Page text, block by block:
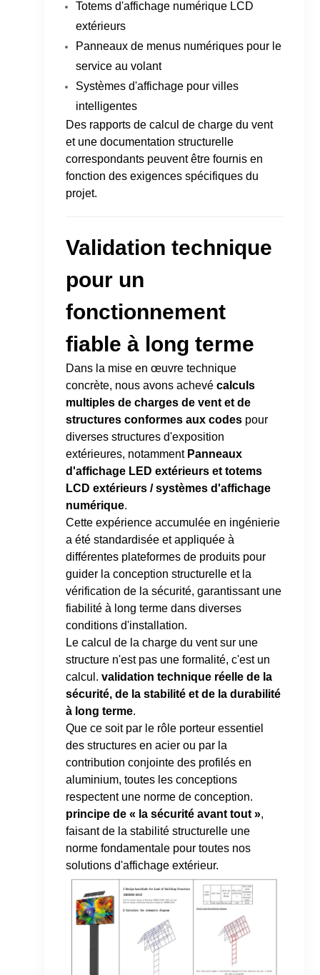
Totems d'affichage numérique LCD
extérieurs
Panneaux de menus numériques pour le
service au volant
Systèmes d'affichage pour villes
intelligentes
Des rapports de calcul de charge du vent
et une documentation structurelle
correspondants peuvent être fournis en
fonction des exigences spécifiques du
projet.
Validation technique
pour un
fonctionnement
fiable à long terme
Dans la mise en œuvre technique
concrète, nous avons achevécalculs
multiples de charges de vent et de
structures conformes aux codes pour
diverses structures d'exposition
extérieures, notamment Panneaux
d'affichage LED extérieurs et totems
LCD extérieurs / systèmes d'affichage
numérique.
Cette expérience accumulée en ingénierie
a été standardisée et appliquée à
différentes plateformes de produits pour
guider la conception structurelle et la
vérification de la sécurité, garantissant une
fiabilité à long terme dans diverses
conditions d'installation.
Le calcul de la charge du vent sur une
structure n'est pas une formalité, c'est un
calcul.validation technique réelle de la
sécurité, de la stabilité et de la durabilité
à long terme.
Que ce soit par le rôle porteur essentiel
des structures en acier ou par la
contribution conjointe des profilés en
aluminium, toutes les conceptions
respectent une norme de conception.
principe de « la sécurité avant tout »,
faisant de la stabilité structurelle une
norme fondamentale pour toutes nos
solutions d'affichage extérieur.